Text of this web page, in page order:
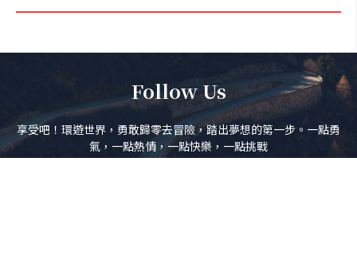
Follow Us
享受吧！環遊世界，勇敢歸零去冒險，踏出夢想的第一步。一點勇
氣，一點熱情，一點快樂，一點挑戰